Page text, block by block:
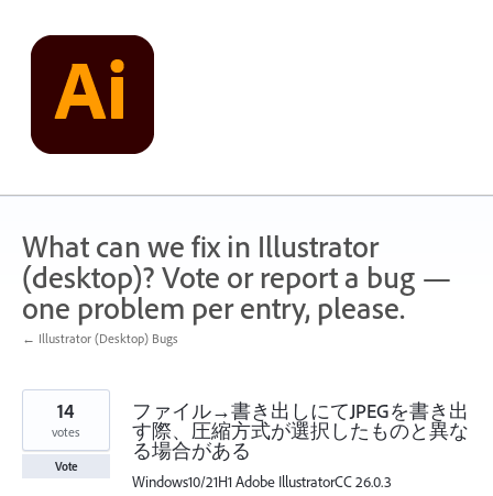
content
What can we fix in Illustrator
(desktop)? Vote or report a bug —
one problem per entry, please.
← Illustrator (Desktop) Bugs
ファイル→書き出しにてJPEGを書き出
す際、圧縮方式が選択したものと異な
る場合がある
Windows10/21H1 Adobe IllustratorCC 26.0.3
14
votes
Vote